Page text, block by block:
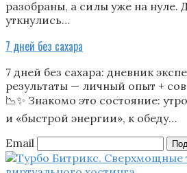
разобраны, а силы уже на нуле.
уткнулись…
7 дней без сахара
7 дней без сахара: дневник
результаты — личный опыт +
📉✨ Знакомо это состояние:
и «быстрой энергии», к обеду…
Email